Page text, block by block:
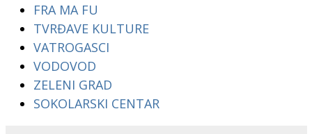
FRA MA FU
TVRĐAVE KULTURE
VATROGASCI
VODOVOD
ZELENI GRAD
SOKOLARSKI CENTAR